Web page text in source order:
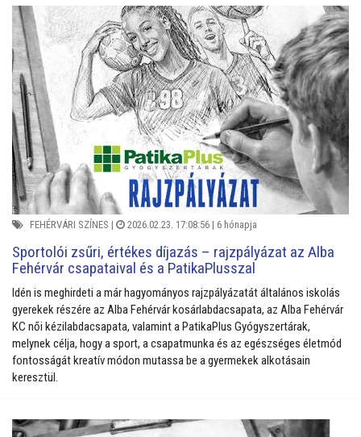
FEHÉRVÁRI SZÍNES | 2026.02.23. 17:08:56 | 6 hónapja
Sportolói zsűri, értékes díjazás – rajzpályázat az Alba
Fehérvár csapataival és a PatikaPlusszal
Idén is meghirdeti a már hagyományos rajzpályázatát általános iskolás
gyerekek részére az Alba Fehérvár kosárlabdacsapata, az Alba Fehérvár
KC női kézilabdacsapata, valamint a PatikaPlus Gyógyszertárak,
melynek célja, hogy a sport, a csapatmunka és az egészséges életmód
fontosságát kreatív módon mutassa be a gyermekek alkotásain
keresztül.